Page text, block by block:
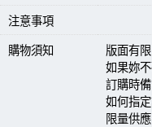
注意事項
購物須知 版面有
如果妳
訂購時
如何指
限量供